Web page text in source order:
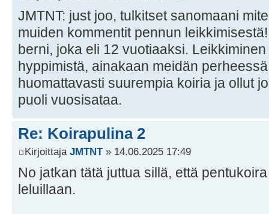
JMTNT: just joo, tulkitset sanomaani
muiden kommentit pennun
berni, joka eli 12 vuotiaaksi.
hyppimistä, ainakaan meidän
huomattavasti suurempia koiria ja ollut
puoli vuosisataa.
Re: Koirapulina 2
Kirjoittaja JMTNT» 14.06.2025 17:49
No jatkan tätä juttua sillä, että
leluillaan.